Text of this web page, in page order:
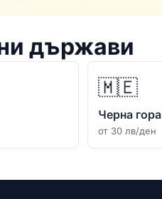
държави
🇲🇪
Черна гора
от 30 лв/ден